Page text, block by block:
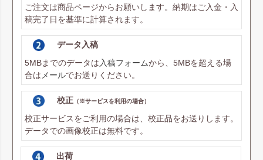
ご注文は商品ページからお願いします。納期はご入金・入
稿完了日を基準に計算されます。
データ入稿
5MBまでのデータは 入稿フォームから、5MBを超える場
合は メールでお送りください。
校正 （※サービスを利用の場合）
校正サービスをご利用の場合は、校正品をお送りします。
データでの画像校正は無料です。
出荷